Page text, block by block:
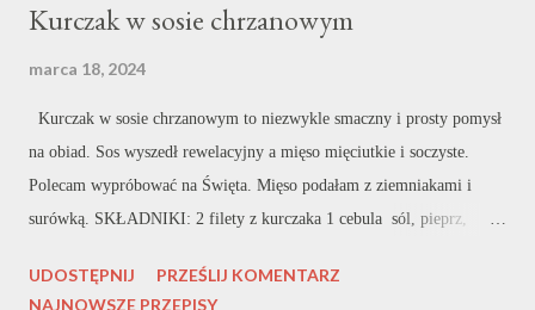
Kurczak w sosie chrzanowym
marca 18, 2024
Kurczak w sosie chrzanowym to niezwykle smaczny i prosty pomysł
na obiad. Sos wyszedł rewelacyjny a mięso mięciutkie i soczyste.
Polecam wypróbować na Święta. Mięso podałam z ziemniakami i
surówką. SKŁADNIKI: 2 filety z kurczaka 1 cebula sól, pieprz,
ml śmietanki 30% 2 czubate łyżki chrzanu WYKONANIE: Filet z
UDOSTĘPNIJ
PRZEŚLIJ KOMENTARZ
NAJNOWSZE PRZEPISY